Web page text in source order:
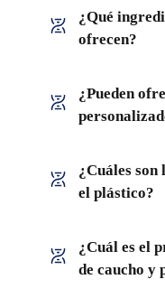
¿Qué
ofrecen?
¿Pueden
¿Cuáles son
el plástico?
¿Cuál es el
de caucho y